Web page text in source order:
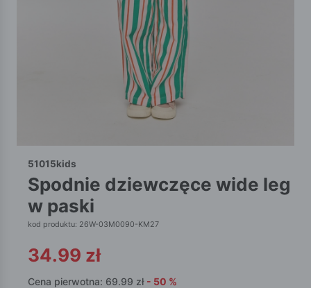
51015kids
spodnie dziewczęce wide leg
w paski
kod produktu: 26W-03M0090-KM27
34.99 zł
Cena pierwotna: 69.99 zł - 50 %